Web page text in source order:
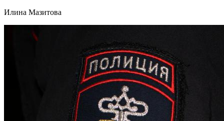
Илина Мазитова